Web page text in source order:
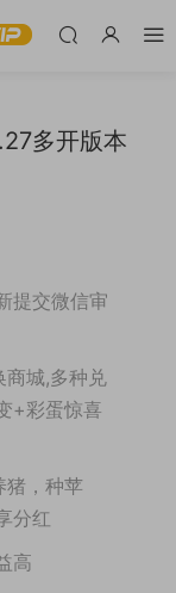
多开版本
提交微信审
商城,多种兑
+彩蛋惊喜
猪，种苹
分红
高